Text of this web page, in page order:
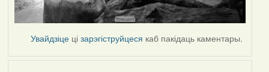
Увайдзіце цізарэгіструйцеся каб пакідаць каментары.